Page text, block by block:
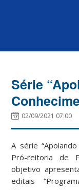
Série
02/09/2021 07:00
A série
Pró-reitoria de
objetivo
editais